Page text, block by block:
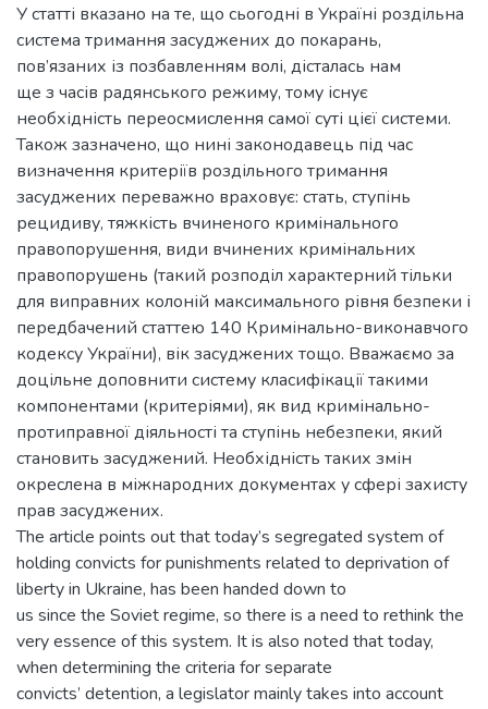
У статті вказано на те, що сьогодні в Україні роздільна
система тримання засуджених до покарань,
пов’язаних із позбавленням волі, дісталась нам
ще з часів радянського режиму, тому існує
необхідність переосмислення самої суті цієї системи.
Також зазначено, що нині законодавець під час
визначення критеріїв роздільного тримання
засуджених переважно враховує: стать, ступінь
рецидиву, тяжкість вчиненого кримінального
правопорушення, види вчинених кримінальних
правопорушень (такий розподіл характерний тільки
для виправних колоній максимального рівня безпеки і
передбачений статтею 140 Кримінально-виконавчого
кодексу України), вік засуджених тощо. Вважаємо за
доцільне доповнити систему класифікації такими
компонентами (критеріями), як вид кримінально-
протиправної діяльності та ступінь небезпеки, який
становить засуджений. Необхідність таких змін
окреслена в міжнародних документах у сфері захисту
прав засуджених.
The article points out that today’s segregated system of
holding convicts for punishments related to deprivation of
liberty in Ukraine, has been handed down to
us since the Soviet regime, so there is a need to rethink the
very essence of this system. It is also noted that today,
when determining the criteria for separate
convicts’ detention, a legislator mainly takes into account